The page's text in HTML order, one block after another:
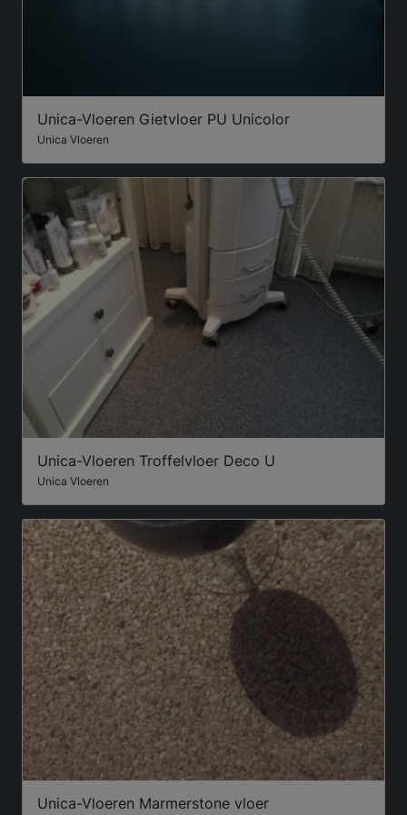
Unica-Vloeren Gietvloer PU Unicolor
Unica Vloeren
Unica-Vloeren Troffelvloer Deco U
Unica Vloeren
Unica-Vloeren Marmerstone vloer